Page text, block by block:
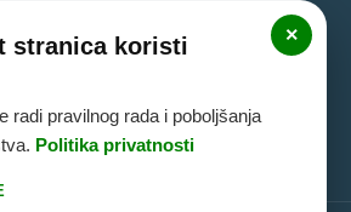
×
stranica koristi
radi pravilnog rada i poboljšanja
Politika privatnosti